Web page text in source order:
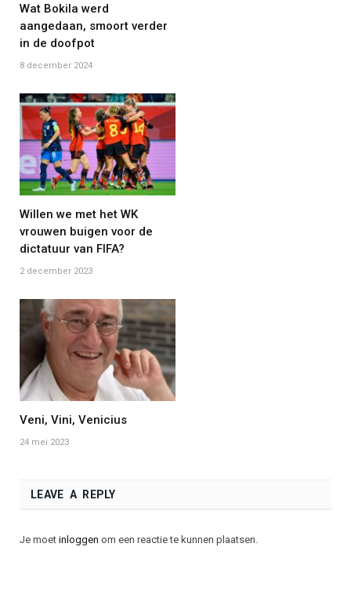
Wat Bokila werd
aangedaan, smoort verder
in de doofpot
8 december 2024
Willen we met het WK
vrouwen buigen voor de
dictatuur van FIFA?
2 december 2023
Veni, Vini, Venicius
24 mei 2023
LEAVE A REPLY
Je moet inloggen om een reactie te kunnen plaatsen.